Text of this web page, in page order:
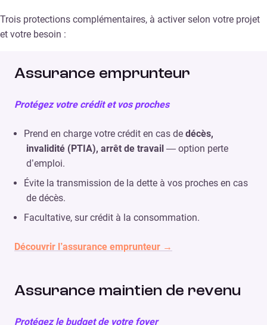
Trois protections complémentaires, à activer selon votre projet
et votre besoin :
Assurance emprunteur
Protégez votre crédit et vos proches
Prend en charge votre crédit en cas de décès,
invalidité (PTIA), arrêt de travail — option perte
d’emploi.
Évite la transmission de la dette à vos proches en cas
de décès.
Facultative, sur crédit à la consommation.
Découvrir l’assurance emprunteur →
Assurance maintien de revenu
Protégez le budget de votre foyer